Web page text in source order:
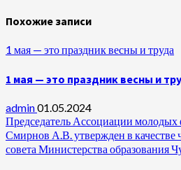
Похожие записи
1 мая — это праздник весны и труда
1 мая — это праздник весны и
admin01.05.2024
Председатель Ассоциации
Смирнов А.В. утвержден в качестве
совета Министерства образования